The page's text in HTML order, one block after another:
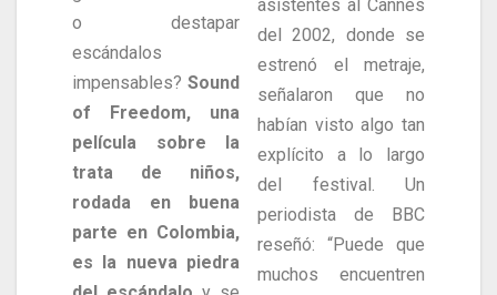
o destapar
escándalos
impensables? Sound
of Freedom, una
película sobre la
trata de niños,
rodada en buena
parte en Colombia,
es la nueva piedra
asistentes al Cannes
del 2002, donde se
estrenó el metraje,
señalaron que no
habían visto algo tan
explícito a lo largo
del festival. Un
periodista de BBC
reseñó: “Puede que
muchos encuentren